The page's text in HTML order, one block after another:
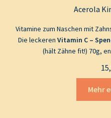
Acerola
Vitamine zum Naschen mit
Die leckeren Vitamin C –
(hält Zähne fit!) 70g,
Mehr